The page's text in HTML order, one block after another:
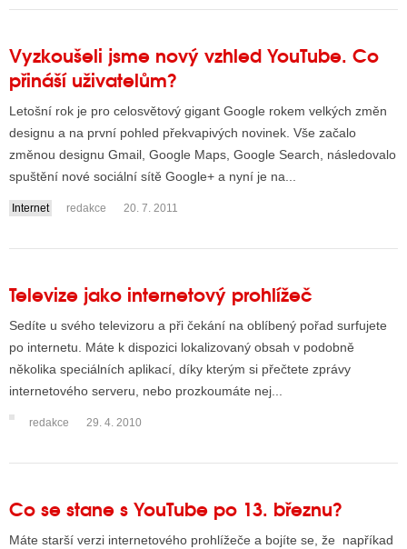
Vyzkoušeli jsme nový vzhled YouTube. Co
přináší uživatelům?
Letošní rok je pro celosvětový gigant Google rokem velkých změn
designu a na první pohled překvapivých novinek. Vše začalo
změnou designu Gmail, Google Maps, Google Search, následovalo
spuštění nové sociální sítě Google+ a nyní je na...
Internet redakce 20. 7. 2011
Televize jako internetový prohlížeč
Sedíte u svého televizoru a při čekání na oblíbený pořad surfujete
po internetu. Máte k dispozici lokalizovaný obsah v podobně
několika speciálních aplikací, díky kterým si přečtete zprávy
internetového serveru, nebo prozkoumáte nej...
redakce 29. 4. 2010
Co se stane s YouTube po 13. březnu?
Máte starší verzi internetového prohlížeče a bojíte se, že napříkad